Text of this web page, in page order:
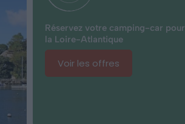
Réservez votre camping-car pour
la Loire-Atlantique
Voir les offres